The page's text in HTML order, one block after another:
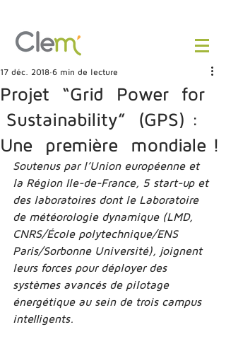
Projet “Grid Power for
Sustainability” (GPS) :
Une première mondiale !
17 déc. 2018 6 min de lecture
Soutenus par l’Union européenne et
la Région Ile-­de-­France, 5 start-­up et
des laboratoires dont le Laboratoire
de météorologie dynamique (LMD,
CNRS/École polytechnique/ENS
Paris/Sorbonne Université), joignent
leurs forces pour déployer des
systèmes avancés de pilotage
énergétique au sein de trois campus
intelligents.